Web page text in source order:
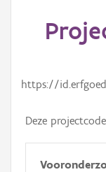
https://
Deze